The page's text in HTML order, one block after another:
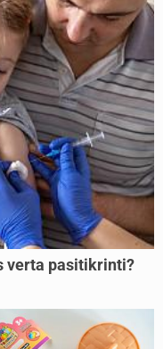
verta pasitikrinti?